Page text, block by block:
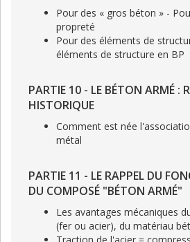
Pour des « gros béton » -
propreté
Pour des éléments de
éléments de structure en BP
PARTIE 10 - LE BÉTON ARMÉ :
HISTORIQUE
Comment est née
métal
PARTIE 11 - LE RAPPEL DU
DU COMPOSÉ "BÉTON ARMÉ"
Les avantages mécaniques
(fer ou acier), du matériau